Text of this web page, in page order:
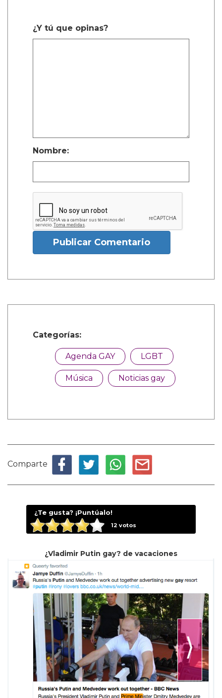
¿Y tú que opinas?
Nombre:
Publicar Comentario
Categorías:
Agenda GAY LGBT
Música Noticias gay
Comparte
¿Te gusta? ¡Puntúalo!
12 votos
¿Vladimir Putin gay? de vacaciones
⟩